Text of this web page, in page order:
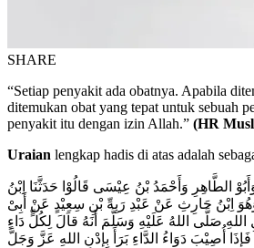
SHARE
“Setiap penyakit ada obatnya. Apabila
ditemukan obat yang tepat untuk sebuah
penyakit itu dengan izin Allah.” (HR
Uraian lengkap hadis di atas adalah
الطَّاهِرِ وَأَحْمَدُ بْنُ عِيْسَى قَالُوْا حَدَثَّنَا اِبْنُ
اِبْنُ حَارِثِ عَنْ عَبْدِ رَبِهِّ بْنِ سِعِيْدٍ عَنْ أَبِىْ
صَلَّى اللهُ عَلَيْهِ وَسَلَّمَ أَنَهُ قاَلَ لِكُلٍّ دَاءٍ
فَإِذَا أُصِيْبَ دَوَاءُ الدَّاءِ بَرَأَ بِإِدْنِ اللهِ عَزَّ وَجَلَّ